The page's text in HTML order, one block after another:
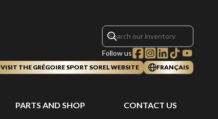
Follow us
VISIT THE GRÉGOIRE SPORT SOREL WEBSITE FRANÇAIS
PARTS AND SHOP CONTACT US